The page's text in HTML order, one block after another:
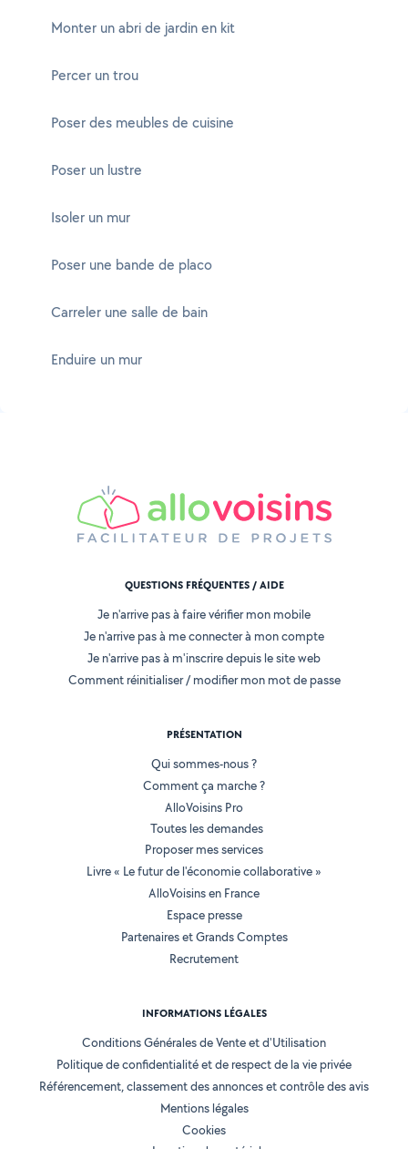
Monter un abri de jardin en kit
Percer un trou
Poser des meubles de cuisine
Poser un lustre
Isoler un mur
Poser une bande de placo
Carreler une salle de bain
Enduire un mur
QUESTIONS FRÉQUENTES / AIDE
Je n'arrive pas à faire vérifier mon mobile
Je n'arrive pas à me connecter à mon compte
Je n'arrive pas à m'inscrire depuis le site web
Comment réinitialiser / modifier mon mot de passe
PRÉSENTATION
Qui sommes-nous ?
Comment ça marche ?
AlloVoisins Pro
Toutes les demandes
Proposer mes services
Livre « Le futur de l'économie collaborative »
AlloVoisins en France
Espace presse
Partenaires et Grands Comptes
Recrutement
INFORMATIONS LÉGALES
Conditions Générales de Vente et d'Utilisation
Politique de confidentialité et de respect de la vie privée
Référencement, classement des annonces et contrôle des avis
Mentions légales
Cookies